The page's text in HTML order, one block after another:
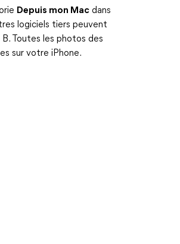
Depuis mon Mac dans
logiciels tiers peuvent
B. Toutes les photos des
sur votre iPhone.